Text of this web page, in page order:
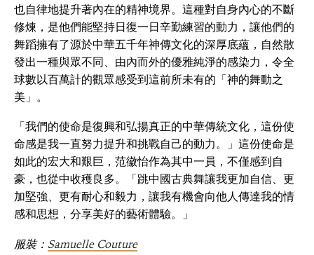
也自律地提升著內在的精神境界。這種對自身內心的不斷
修煉，是他們能堅持日復一日辛勤練習的動力，讓他們的
舞蹈擁有了源於中華五千年神傳文化的深厚底蘊，自然散
發出一種與眾不同、由內而外的優雅純淨的感染力，令全
球數以百萬計的觀眾感受到這前所未有的「神的舞動之
美」。
「我們的使命是復興和弘揚真正的中華傳統文化，這份使
命感是我一直努力提升和挑戰自己的動力。」這份使命是
如此的宏大和艱巨，范徽怡作為其中一員，不僅感到自
豪，也從中收穫良多。「跳中國古典舞讓我更加自信、更
加堅強、更有耐心和毅力，讓我有機會向他人傳達我的情
感和思想，分享美好的藝術體驗。」
服裝： Samuelle Couture